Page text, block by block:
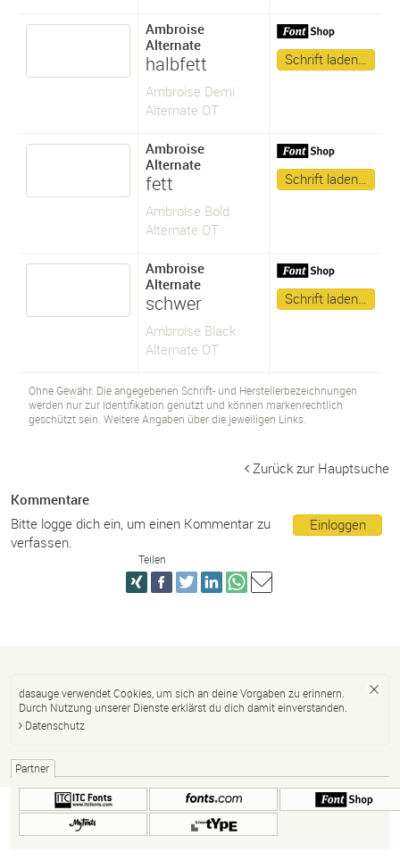
Ambroise
Alternate
halbfett
Ambroise Demi
Alternate OT
Schrift laden…
Ambroise
Alternate
fett
Ambroise Bold
Alternate OT
Schrift laden…
Ambroise
Alternate
schwer
Ambroise Black
Alternate OT
Schrift laden…
Ohne Gewähr. Die angegebenen Schrift- und Herstellerbezeichnungen
werden nur zur Identifikation genutzt und können markenrechtlich
geschützt sein. Weitere Angaben über die jeweiligen Links.
Zurück zur Hauptsuche
Kommentare
Einloggen
Bitte logge dich ein, um einen Kommentar zu
verfassen.
Teilen
dasauge verwendet Cookies, um sich an deine Vorgaben zu erinnern.
Durch Nutzung unserer Dienste erklärst du dich damit einverstanden.
Datenschutz
Partner